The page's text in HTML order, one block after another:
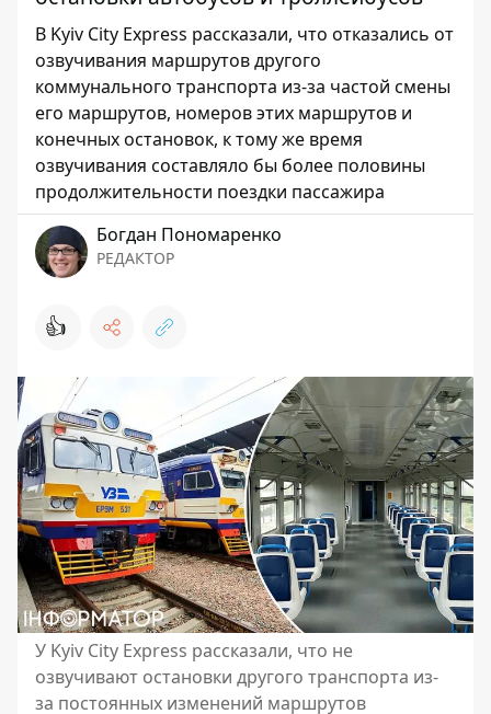
В Kyiv City Express рассказали, что отказались от
озвучивания маршрутов другого
коммунального транспорта из-за частой смены
его маршрутов, номеров этих маршрутов и
конечных остановок, к тому же время
озвучивания составляло бы более половины
продолжительности поездки пассажира
Богдан Пономаренко
РЕДАКТОР
👍
У Kyiv City Express рассказали, что не
озвучивают остановки другого транспорта из-
за постоянных изменений маршрутов